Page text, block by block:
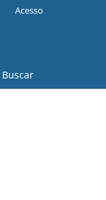
Buscar
Acesso